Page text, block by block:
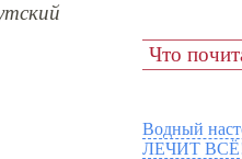
Что
Водный
ЛЕЧИТ